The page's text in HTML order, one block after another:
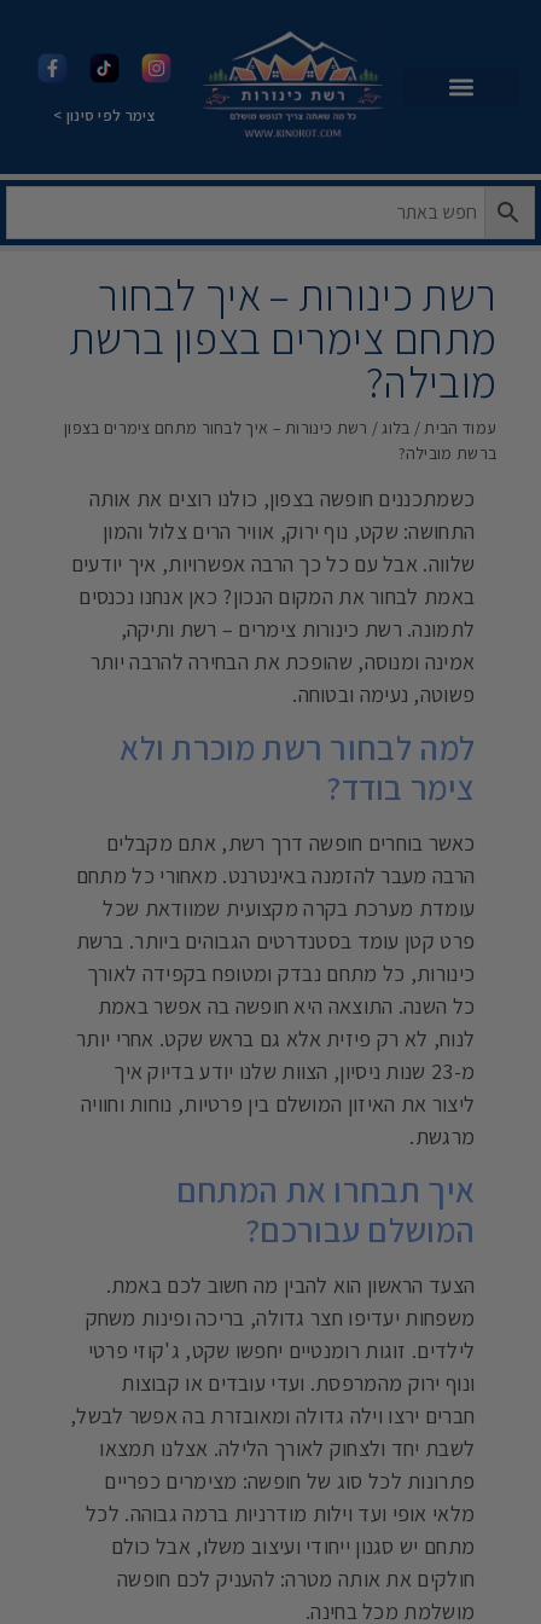
צימר לפי סינון >
רשת כינורות – איך לבחור
מתחם צימרים בצפון ברשת
מובילה?
עמוד הבית/ בלוג/ רשת כינורות – איך לבחור מתחם צימרים בצפון
ברשת מובילה?
כשמתכננים חופשה בצפון, כולנו רוצים את אותה
התחושה: שקט, נוף ירוק, אוויר הרים צלול והמון
שלווה. אבל עם כל כך הרבה אפשרויות, איך יודעים
באמת לבחור את המקום הנכון? כאן אנחנו נכנסים
לתמונה. רשת כינורות צימרים – רשת ותיקה,
אמינה ומנוסה, שהופכת את הבחירה להרבה יותר
פשוטה, נעימה ובטוחה.
למה לבחור רשת מוכרת ולא
צימר בודד?
כאשר בוחרים חופשה דרך רשת, אתם מקבלים
הרבה מעבר להזמנה באינטרנט. מאחורי כל מתחם
עומדת מערכת בקרה מקצועית שמוודאת שכל
פרט קטן עומד בסטנדרטים הגבוהים ביותר. ברשת
כינורות, כל מתחם נבדק ומטופח בקפידה לאורך
כל השנה. התוצאה היא חופשה בה אפשר באמת
לנוח, לא רק פיזית אלא גם בראש שקט. אחרי יותר
מ-23 שנות ניסיון, הצוות שלנו יודע בדיוק איך
ליצור את האיזון המושלם בין פרטיות, נוחות וחוויה
מרגשת.
איך תבחרו את המתחם
המושלם עבורכם?
הצעד הראשון הוא להבין מה חשוב לכם באמת.
משפחות יעדיפו חצר גדולה, בריכה ופינות משחק
לילדים. זוגות רומנטיים יחפשו שקט, ג'קוזי פרטי
ונוף ירוק מהמרפסת. ועדי עובדים או קבוצות
חברים ירצו וילה גדולה ומאובזרת בה אפשר לבשל,
לשבת יחד ולצחוק לאורך הלילה. אצלנו תמצאו
פתרונות לכל סוג של חופשה: מצימרים כפריים
מלאי אופי ועד וילות מודרניות ברמה גבוהה. לכל
מתחם יש סגנון ייחודי ועיצוב משלו, אבל כולם
חולקים את אותה מטרה: להעניק לכם חופשה
מושלמת מכל בחינה.